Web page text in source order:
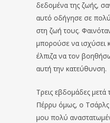
δεδομένα της ζωής,
αυτό οδήγησε σε
στη ζωή τους. Φαινόταν
μπορούσε να ισχύσει
έλπιζα να τον
αυτή την κατεύθυνση.
Τρεις εβδομάδες
Πέρρυ όμως, ο
μου πολύ